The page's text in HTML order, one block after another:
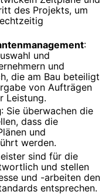
des Projekts, um
:
und
und
die am Bau beteiligt
von Aufträgen
Leistung.
: Sie überwachen die
dass die
und
werden.
sind für die
und stellen
und -arbeiten den
entsprechen.